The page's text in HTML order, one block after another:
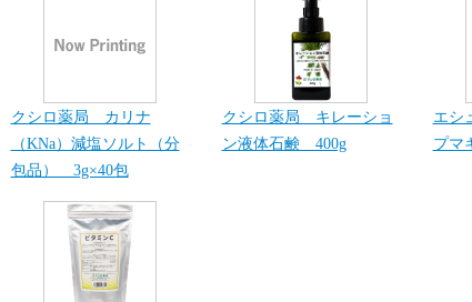
クシロ薬局 カリナ
（KNa）減塩ソルト（分
包品） 3g×40包
クシロ薬局 キレーショ
ン液体石鹸 400g
エシ
プマ